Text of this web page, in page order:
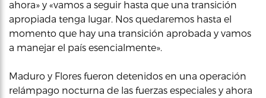
ahora» y «vamos a seguir hasta que una transición
apropiada tenga lugar. Nos quedaremos hasta el
momento que hay una transición aprobada y vamos
a manejar el país esencialmente».
Maduro y Flores fueron detenidos en una operación
relámpago nocturna de las fuerzas especiales y ahora